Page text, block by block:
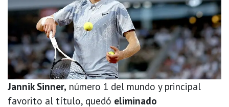
Jannik Sinner, número 1 del mundo y principal
favorito al título, quedó eliminado